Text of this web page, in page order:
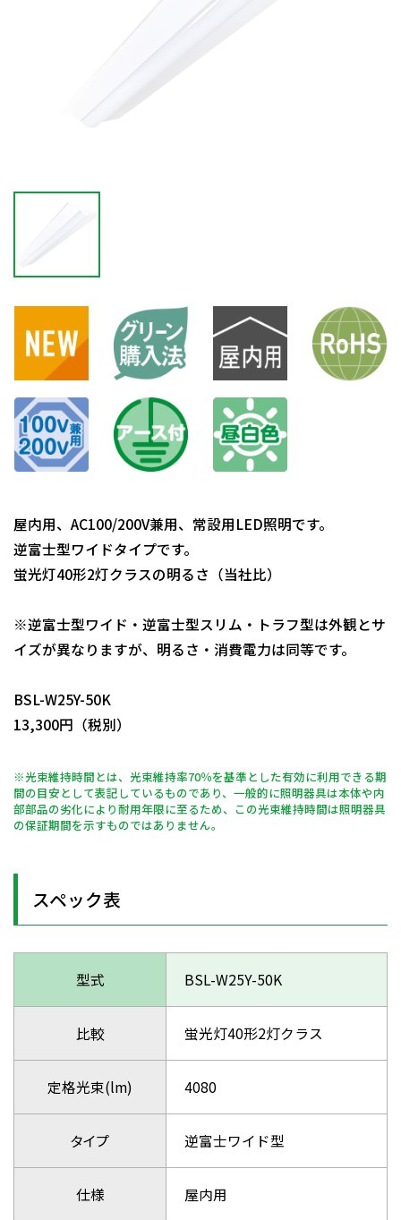
屋内用、AC100/200V兼用、常設用LED照明です。
逆富士型ワイドタイプです。
蛍光灯40形2灯クラスの明るさ（当社比）
※逆富士型ワイド・逆富士型スリム・トラフ型は外観とサ
イズが異なりますが、明るさ・消費電力は同等です。
BSL-W25Y-50K
13,300円（税別）
※光束維持時間とは、光束維持率70％を基準とした有効に利用できる期
間の目安として表記しているものであり、一般的に照明器具は本体や内
部部品の劣化により耐用年限に至るため、この光束維持時間は照明器具
の保証期間を示すものではありません。
スペック表
型式 BSL-W25Y-50K
比較 蛍光灯40形2灯クラス
定格光束(lm) 4080
タイプ 逆富士ワイド型
仕様 屋内用